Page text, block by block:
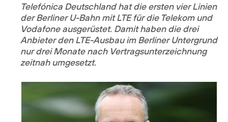
Telefónica Deutschland hat die ersten vier Linien
der Berliner U-Bahn mit LTE für die Telekom und
Vodafone ausgerüstet. Damit haben die drei
Anbieter den LTE-Ausbau im Berliner Untergrund
nur drei Monate nach Vertragsunterzeichnung
zeitnah umgesetzt.